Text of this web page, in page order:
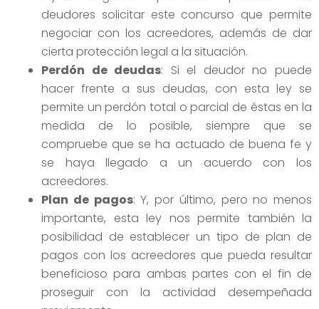
deudores solicitar este concurso que permite
negociar con los acreedores, además de dar
cierta protección legal a la situación.
Perdón de deudas: Si el deudor no puede
hacer frente a sus deudas, con esta ley se
permite un perdón total o parcial de éstas en la
medida de lo posible, siempre que se
compruebe que se ha actuado de buena fe y
se haya llegado a un acuerdo con los
acreedores.
Plan de pagos: Y, por último, pero no menos
importante, esta ley nos permite también la
posibilidad de establecer un tipo de plan de
pagos con los acreedores que pueda resultar
beneficioso para ambas partes con el fin de
proseguir con la actividad desempeñada